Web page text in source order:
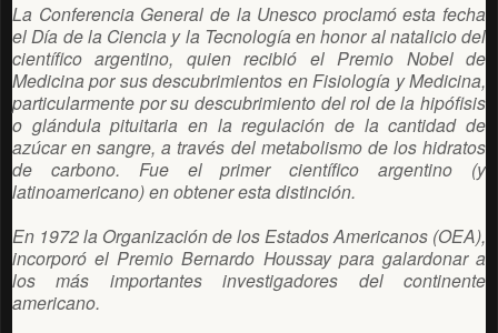
La Conferencia General de la Unesco proclamó esta fecha
el Día de la Ciencia y la Tecnología en honor al natalicio del
científico argentino, quien recibió el Premio Nobel de
Medicina por sus descubrimientos en Fisiología y Medicina,
particularmente por su descubrimiento del rol de la hipófisis
o glándula pituitaria en la regulación de la cantidad de
azúcar en sangre, a través del metabolismo de los hidratos
de carbono. Fue el primer científico argentino (y
latinoamericano) en obtener esta distinción.
En 1972 la Organización de los Estados Americanos (OEA),
incorporó el Premio Bernardo Houssay para galardonar a
los más importantes investigadores del continente
americano.